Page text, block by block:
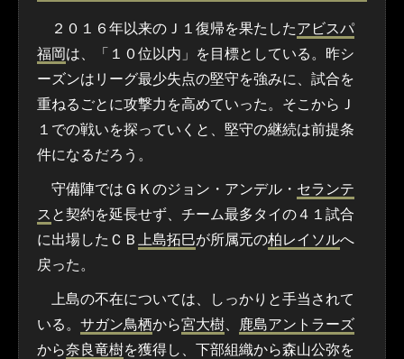
２０１６年以来のＪ１復帰を果たしたアビスパ
福岡は、「１０位以内」を目標としている。昨シ
ーズンはリーグ最少失点の堅守を強みに、試合を
重ねるごとに攻撃力を高めていった。そこからＪ
１での戦いを探っていくと、堅守の継続は前提条
件になるだろう。
守備陣ではＧＫのジョン・アンデル・ セランテ
ス と契約を延長せず、チーム最多タイの４１試合
に出場したＣＢ
上島拓巳が所属元の柏レイソルへ
戻った。
上島の不在については、しっかりと手当されて
いる。 サガン鳥栖から宮大樹
鹿島アントラーズ
から奈良竜樹を獲得し、下部組織から森山公弥を